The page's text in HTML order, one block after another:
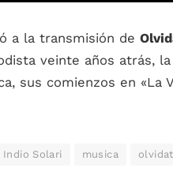
a la transmisión de
veinte años atrás,
sus comienzos en «La
Indio Solari musica